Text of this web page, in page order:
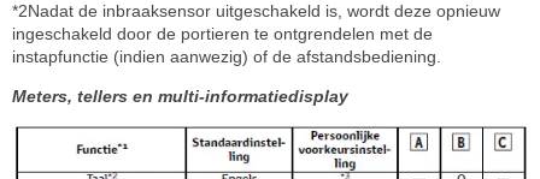
*2Nadat de inbraaksensor uitgeschakeld is, wordt deze opnieuw
ingeschakeld door de portieren te ontgrendelen met de
instapfunctie (indien aanwezig) of de afstandsbediening.
Meters, tellers en multi-informatiedisplay